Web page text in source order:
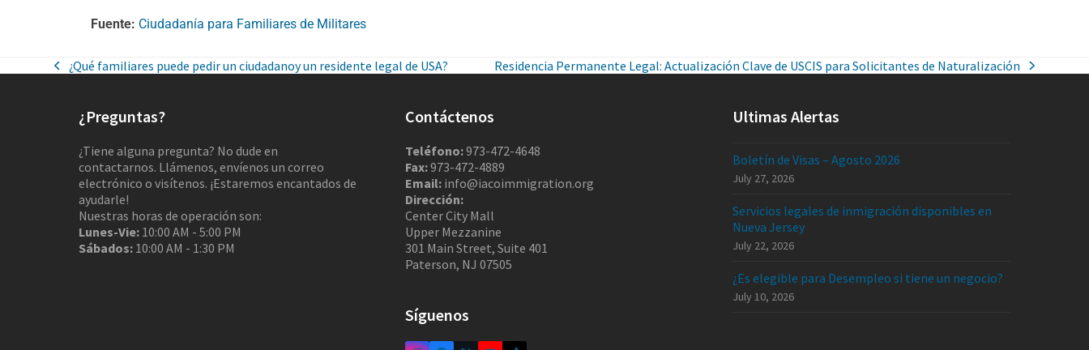
Fuente: Ciudadanía para Familiares de Militares
¿Qué familiares puede pedir un ciudadanoy un residente legal de USA? Residencia Permanente Legal: Actualización Clave de USCIS para Solicitantes de Naturalización
¿Preguntas?
¿Tiene alguna pregunta? No dude en
contactarnos. Llámenos, envíenos un correo
electrónico o visítenos. ¡Estaremos encantados de
ayudarle!
Nuestras horas de operación son:
Lunes-Vie: 10:00 AM - 5:00 PM
Sábados: 10:00 AM - 1:30 PM
Contáctenos
Teléfono:973-472-4648
Fax:973-472-4889
Email: info@iacoimmigration.org
Dirección:
Center City Mall
Upper Mezzanine
301 Main Street, Suite 401
Paterson, NJ 07505
Síguenos
Ultimas Alertas
Boletín de Visas – Agosto 2026
July 27, 2026
Servicios legales de inmigración disponibles en
Nueva Jersey
July 22, 2026
¿Es elegible para Desempleo si tiene un negocio?
July 10, 2026